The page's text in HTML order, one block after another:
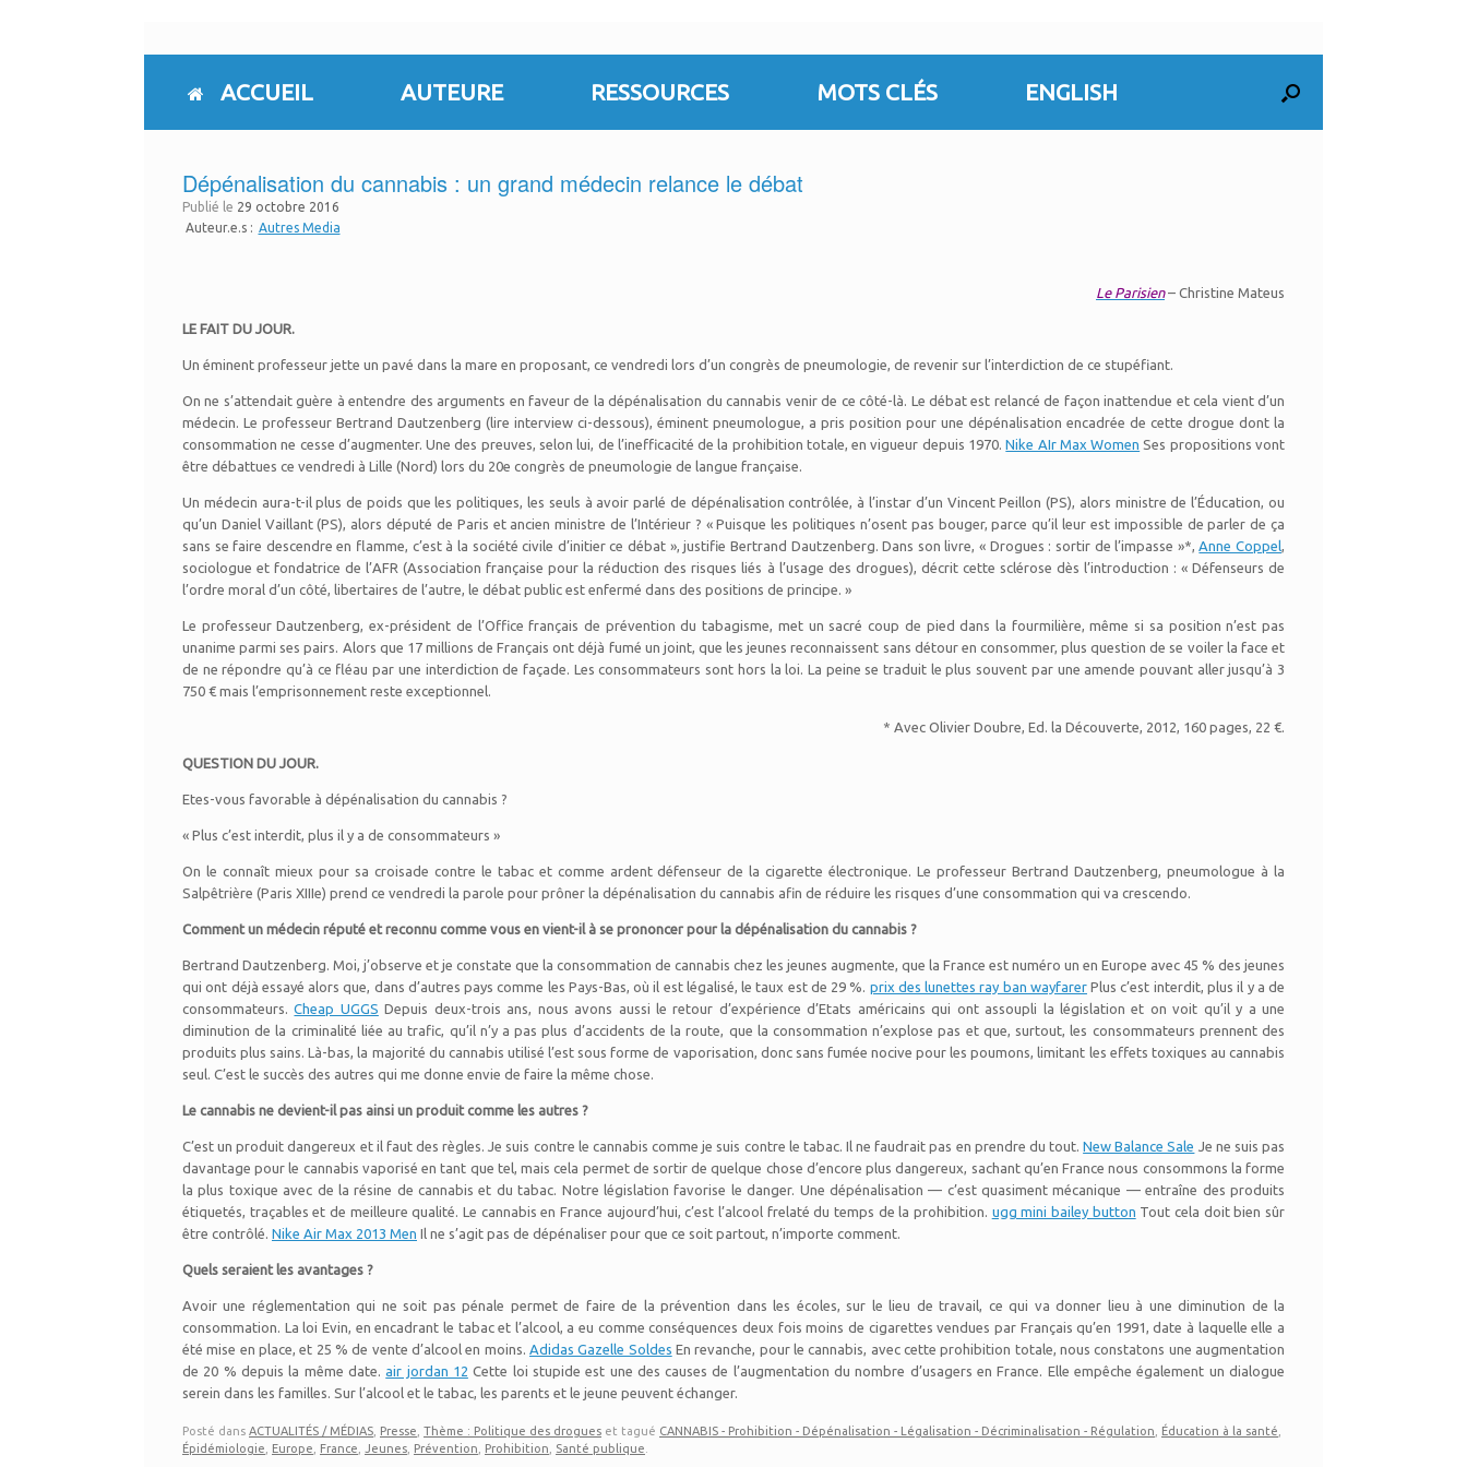
to
ACCUEIL AUTEURE RESSOURCES MOTS CLÉS ENGLISH
Dépénalisation du cannabis : un grand médecin relance le débat
Publié le 29 octobre 2016
Auteur.e.s : Autres Media
Le Parisien– Christine Mateus
LE FAIT DU JOUR.
Un éminent professeur jette un pavé dans la mare en proposant, ce vendredi lors d’un congrès de pneumologie, de revenir sur l’interdiction de ce stupéfiant.
On ne s’attendait guère à entendre des arguments en faveur de la dépénalisation du cannabis venir de ce côté-là. Le débat est relancé de façon inattendue et cela vient d’un
médecin. Le professeur Bertrand Dautzenberg (lire interview ci-dessous), éminent pneumologue, a pris position pour une dépénalisation encadrée de cette drogue dont la
consommation ne cesse d’augmenter. Une des preuves, selon lui, de l’inefficacité de la prohibition totale, en vigueur depuis 1970.Nike AIr Max Women Ses propositions vont
être débattues ce vendredi à Lille (Nord) lors du 20e congrès de pneumologie de langue française.
Un médecin aura-t-il plus de poids que les politiques, les seuls à avoir parlé de dépénalisation contrôlée, à l’instar d’un Vincent Peillon (PS), alors ministre de l’Éducation, ou
qu’un Daniel Vaillant (PS), alors député de Paris et ancien ministre de l’Intérieur ? « Puisque les politiques n’osent pas bouger, parce qu’il leur est impossible de parler de ça
sans se faire descendre en flamme, c’est à la société civile d’initier ce débat », justifie Bertrand Dautzenberg. Dans son livre, « Drogues : sortir de l’impasse »*,Anne Coppel,
sociologue et fondatrice de l’AFR (Association française pour la réduction des risques liés à l’usage des drogues), décrit cette sclérose dès l’introduction : « Défenseurs de
l’ordre moral d’un côté, libertaires de l’autre, le débat public est enfermé dans des positions de principe. »
Le professeur Dautzenberg, ex-président de l’Office français de prévention du tabagisme, met un sacré coup de pied dans la fourmilière, même si sa position n’est pas
unanime parmi ses pairs. Alors que 17 millions de Français ont déjà fumé un joint, que les jeunes reconnaissent sans détour en consommer, plus question de se voiler la face et
de ne répondre qu’à ce fléau par une interdiction de façade. Les consommateurs sont hors la loi. La peine se traduit le plus souvent par une amende pouvant aller jusqu’à 3
750 € mais l’emprisonnement reste exceptionnel.
* Avec Olivier Doubre, Ed. la Découverte, 2012, 160 pages, 22 €.
QUESTION DU JOUR.
Etes-vous favorable à dépénalisation du cannabis ?
« Plus c’est interdit, plus il y a de consommateurs »
On le connaît mieux pour sa croisade contre le tabac et comme ardent défenseur de la cigarette électronique. Le professeur Bertrand Dautzenberg, pneumologue à la
Salpêtrière (Paris XIIIe) prend ce vendredi la parole pour prôner la dépénalisation du cannabis afin de réduire les risques d’une consommation qui va crescendo.
Comment un médecin réputé et reconnu comme vous en vient-il à se prononcer pour la dépénalisation du cannabis ?
Bertrand Dautzenberg. Moi, j’observe et je constate que la consommation de cannabis chez les jeunes augmente, que la France est numéro un en Europe avec 45 % des jeunes
qui ont déjà essayé alors que, dans d’autres pays comme les Pays-Bas, où il est légalisé, le taux est de 29 %. prix des lunettes ray ban wayfarerPlus c’est interdit, plus il y a de
consommateurs.Cheap UGGS Depuis deux-trois ans, nous avons aussi le retour d’expérience d’Etats américains qui ont assoupli la législation et on voit qu’il y a une
diminution de la criminalité liée au trafic, qu’il n’y a pas plus d’accidents de la route, que la consommation n’explose pas et que, surtout, les consommateurs prennent des
produits plus sains. Là-bas, la majorité du cannabis utilisé l’est sous forme de vaporisation, donc sans fumée nocive pour les poumons, limitant les effets toxiques au cannabis
seul. C’est le succès des autres qui me donne envie de faire la même chose.
Le cannabis ne devient-il pas ainsi un produit comme les autres ?
C’est un produit dangereux et il faut des règles. Je suis contre le cannabis comme je suis contre le tabac. Il ne faudrait pas en prendre du tout.New Balance Sale Je ne suis pas
davantage pour le cannabis vaporisé en tant que tel, mais cela permet de sortir de quelque chose d’encore plus dangereux, sachant qu’en France nous consommons la forme
la plus toxique avec de la résine de cannabis et du tabac. Notre législation favorise le danger. Une dépénalisation — c’est quasiment mécanique — entraîne des produits
étiquetés, traçables et de meilleure qualité. Le cannabis en France aujourd’hui, c’est l’alcool frelaté du temps de la prohibition. ugg mini bailey button Tout cela doit bien sûr
être contrôlé. Nike Air Max 2013 Men Il ne s’agit pas de dépénaliser pour que ce soit partout, n’importe comment.
Quels seraient les avantages ?
Avoir une réglementation qui ne soit pas pénale permet de faire de la prévention dans les écoles, sur le lieu de travail, ce qui va donner lieu à une diminution de la
consommation. La loi Evin, en encadrant le tabac et l’alcool, a eu comme conséquences deux fois moins de cigarettes vendues par Français qu’en 1991, date à laquelle elle a
été mise en place, et 25 % de vente d’alcool en moins. Adidas Gazelle Soldes En revanche, pour le cannabis, avec cette prohibition totale, nous constatons une augmentation
de 20 % depuis la même date.air jordan 12 Cette loi stupide est une des causes de l’augmentation du nombre d’usagers en France. Elle empêche également un dialogue
serein dans les familles. Sur l’alcool et le tabac, les parents et le jeune peuvent échanger.
Posté dans ACTUALITÉS / MÉDIAS Presse Thème : Politique des drogues et tagué CANNABIS - Prohibition - Dépénalisation - Légalisation - Décriminalisation - Régulation Éducation à la santé
Épidémiologie
Europe France Jeunes Prévention Prohibition Santé publique